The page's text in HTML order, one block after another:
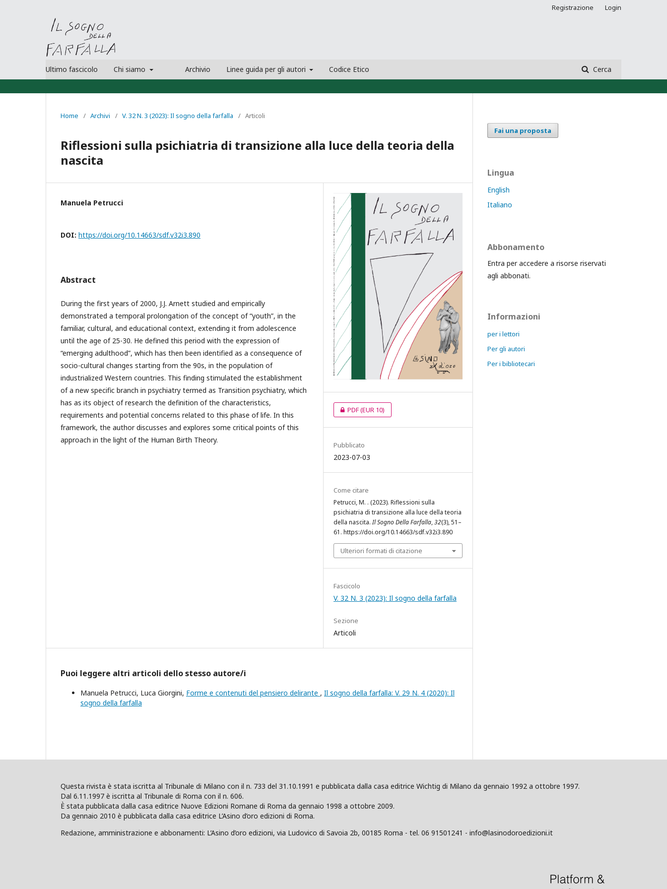
Ultimo fascicolo Chi siamo Archivio Linee guida per gli autori Codice Etico Cerca
Registrazione Login
Home / Archivi / V. 32 N. 3 (2023): Il sogno della farfalla / Articoli
Riflessioni sulla psichiatria di transizione alla luce della teoria della
nascita
Manuela Petrucci
DOI: https://doi.org/10.14663/sdf.v32i3.890
Abstract
During the first years of 2000, J.J. Arnett studied and empirically
demonstrated a temporal prolongation of the concept of “youth”, in the
familiar, cultural, and educational context, extending it from adolescence
until the age of 25-30. He defined this period with the expression of
“emerging adulthood”, which has then been identified as a consequence of
socio-cultural changes starting from the 90s, in the population of
industrialized Western countries. This finding stimulated the establishment
of a new specific branch in psychiatry termed as Transition psychiatry, which
has as its object of research the definition of the characteristics,
requirements and potential concerns related to this phase of life. In this
framework, the author discusses and explores some critical points of this
approach in the light of the Human Birth Theory.
PDF(EUR 10)
Pubblicato
2023-07-03
Come citare
Petrucci, M. . (2023). Riflessioni sulla
psichiatria di transizione alla luce della teoria
della nascita.Il Sogno Della Farfalla,32(3), 51–
61. https://doi.org/10.14663/sdf.v32i3.890
Ulteriori formati di citazione
Fascicolo
V. 32 N. 3 (2023): Il sogno della farfalla
Sezione
Articoli
Puoi leggere altri articoli dello stesso autore/i
Manuela Petrucci, Luca Giorgini, Forme e contenuti del pensiero delirante , Il sogno della farfalla: V. 29 N. 4 (2020): Il
sogno della farfalla
Fai una proposta
Lingua
English
Italiano
Abbonamento
Entra per accedere a risorse riservati
agli abbonati.
Informazioni
per i lettori
Per gli autori
Per i bibliotecari
Questa rivista è stata iscritta al Tribunale di Milano con il n. 733 del 31.10.1991 e pubblicata dalla casa editrice Wichtig di Milano da gennaio 1992 a ottobre 1997.
Dal 6.11.1997 è iscritta al Tribunale di Roma con il n. 606.
È stata pubblicata dalla casa editrice Nuove Edizioni Romane di Roma da gennaio 1998 a ottobre 2009.
Da gennaio 2010 è pubblicata dalla casa editrice L’Asino d’oro edizioni di Roma.
Redazione, amministrazione e abbonamenti: L’Asino d’oro edizioni, via Ludovico di Savoia 2b, 00185 Roma - tel. 06 91501241 - info@lasinodoroedizioni.it